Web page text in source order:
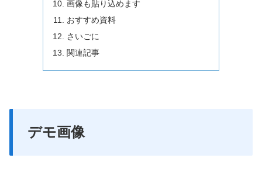
画像も貼り込めます
おすすめ資料
さいごに
関連記事
デモ画像